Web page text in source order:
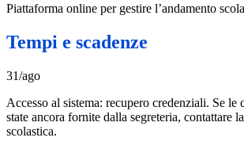
Piattaforma online per gestire l’andamento
Tempi e scadenze
31/ago
Accesso al sistema: recupero credenziali. Se le
state ancora fornite dalla segreteria, contattare
scolastica.